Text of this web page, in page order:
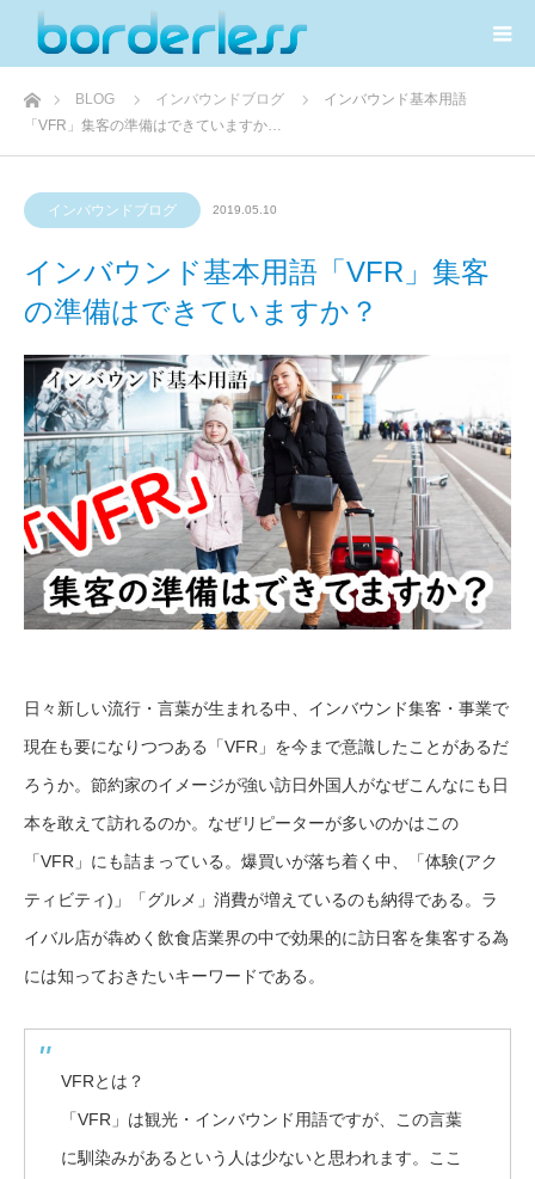
ホームBLOG インバウンドブログ
インバウンド基本用語
「VFR」集客の準備はできていますか…
インバウンドブログ 2019.05.10
インバウンド基本用語「VFR」集客
の準備はできていますか？
日々新しい流行・言葉が生まれる中、インバウンド集客・事業で
現在も要になりつつある「VFR」を今まで意識したことがあるだ
ろうか。節約家のイメージが強い訪日外国人がなぜこんなにも日
本を敢えて訪れるのか。なぜリピーターが多いのかはこの
「VFR」にも詰まっている。爆買いが落ち着く中、「体験(アク
ティビティ)」「グルメ」消費が増えているのも納得である。ラ
イバル店が犇めく飲食店業界の中で効果的に訪日客を集客する為
には知っておきたいキーワードである。
VFRとは？
「VFR」は観光・インバウンド用語ですが、この言葉
に馴染みがあるという人は少ないと思われます。ここ